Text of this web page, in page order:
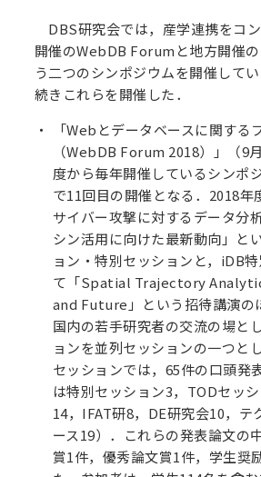
DBS研究会では，産学連携をコ
開催のWebDB Forumと地方開催
う二つのシンポジウムを開催して
続きこれらを開催した．
「Webとデータベースに関する
（WebDB Forum 2018）」（9
度から毎年開催しているシンポ
で11回目の開催となる．2018年
サイバー攻撃に対するデータ分
シン活用に向けた最新動向」と
ョン・特別セッションと，iDB
て「Spatial Trajectory
and Future」という招待講演の
国内の若手研究者の交流の場と
ョンを並列セッションの一つと
セッションでは，65件の口頭発
は特別セッション3，TODセッ
14，IFAT研8，DE研究会10，テ
ース19）．これらの発表論文の
賞1件，優秀論文賞1件，学生奨